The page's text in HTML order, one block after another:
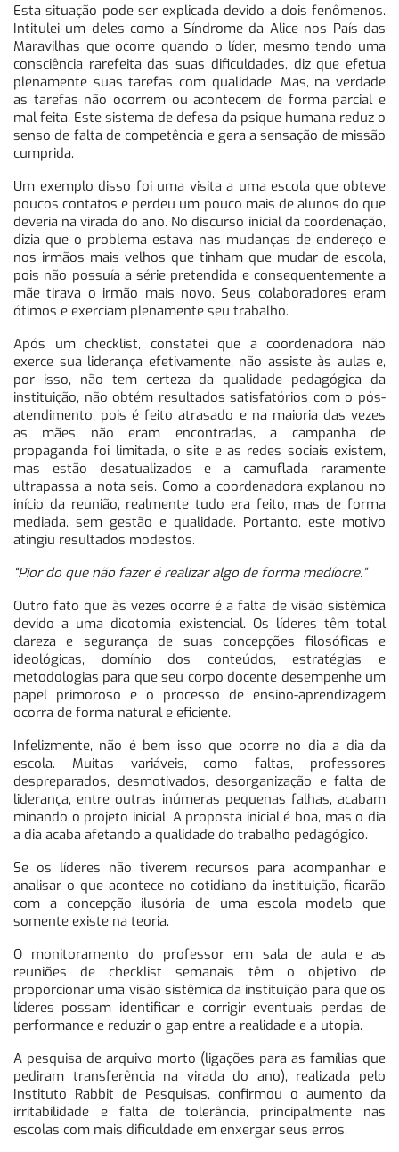
Esta situação pode ser explicada devido a dois fenômenos.
Intitulei um deles como a Síndrome da Alice nos País das
Maravilhas que ocorre quando o líder, mesmo tendo uma
consciência rarefeita das suas dificuldades, diz que efetua
plenamente suas tarefas com qualidade. Mas, na verdade
as tarefas não ocorrem ou acontecem de forma parcial e
mal feita. Este sistema de defesa da psique humana reduz o
senso de falta de competência e gera a sensação de missão
cumprida.
Um exemplo disso foi uma visita a uma escola que obteve
poucos contatos e perdeu um pouco mais de alunos do que
deveria na virada do ano. No discurso inicial da coordenação,
dizia que o problema estava nas mudanças de endereço e
nos irmãos mais velhos que tinham que mudar de escola,
pois não possuía a série pretendida e consequentemente a
mãe tirava o irmão mais novo. Seus colaboradores eram
ótimos e exerciam plenamente seu trabalho.
Após um checklist, constatei que a coordenadora não
exerce sua liderança efetivamente, não assiste às aulas e,
por isso, não tem certeza da qualidade pedagógica da
instituição, não obtém resultados satisfatórios com o pós-
atendimento, pois é feito atrasado e na maioria das vezes
as mães não eram encontradas, a campanha de
propaganda foi limitada, o site e as redes sociais existem,
mas estão desatualizados e a camuflada raramente
ultrapassa a nota seis. Como a coordenadora explanou no
início da reunião, realmente tudo era feito, mas de forma
mediada, sem gestão e qualidade. Portanto, este motivo
atingiu resultados modestos.
“Pior do que não fazer é realizar algo de forma medíocre.”
Outro fato que às vezes ocorre é a falta de visão sistêmica
devido a uma dicotomia existencial. Os líderes têm total
clareza e segurança de suas concepções filosóficas e
ideológicas, domínio dos conteúdos, estratégias e
metodologias para que seu corpo docente desempenhe um
papel primoroso e o processo de ensino-aprendizagem
ocorra de forma natural e eficiente.
Infelizmente, não é bem isso que ocorre no dia a dia da
escola. Muitas variáveis, como faltas, professores
despreparados, desmotivados, desorganização e falta de
liderança, entre outras inúmeras pequenas falhas, acabam
minando o projeto inicial. A proposta inicial é boa, mas o dia
a dia acaba afetando a qualidade do trabalho pedagógico.
Se os líderes não tiverem recursos para acompanhar e
analisar o que acontece no cotidiano da instituição, ficarão
com a concepção ilusória de uma escola modelo que
somente existe na teoria.
O monitoramento do professor em sala de aula e as
reuniões de checklist semanais têm o objetivo de
proporcionar uma visão sistêmica da instituição para que os
líderes possam identificar e corrigir eventuais perdas de
performance e reduzir o gap entre a realidade e a utopia.
A pesquisa de arquivo morto (ligações para as famílias que
pediram transferência na virada do ano), realizada pelo
Instituto Rabbit de Pesquisas, confirmou o aumento da
irritabilidade e falta de tolerância, principalmente nas
escolas com mais dificuldade em enxergar seus erros.